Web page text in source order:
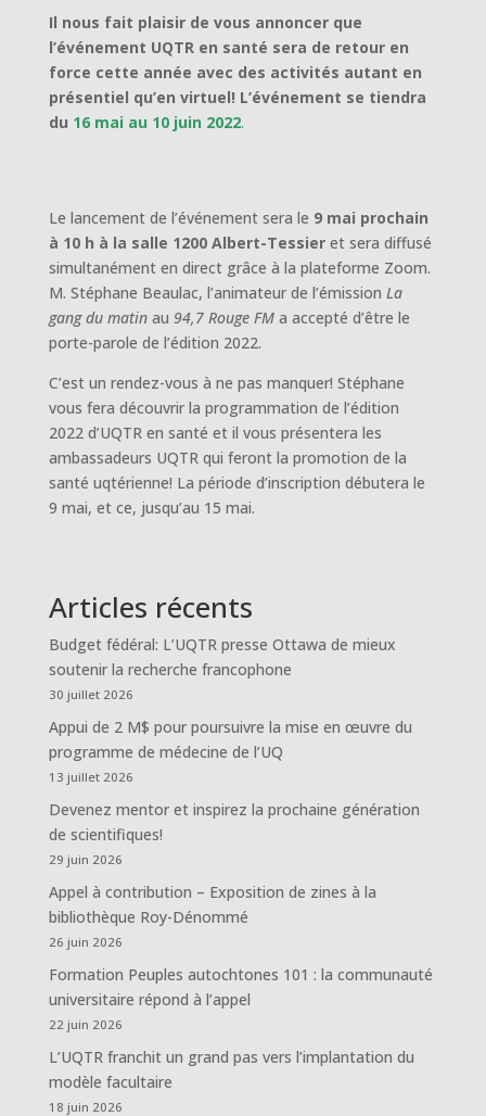
Il nous fait plaisir de vous annoncer que
l’événement UQTR en santé sera de retour en
force cette année avec des activités autant en
présentiel qu’en virtuel! L’événement se tiendra
du 16 mai au 10 juin 2022.
Le lancement de l’événement sera le 9 mai prochain
à 10 h à la salle 1200 Albert-Tessieret sera diffusé
simultanément en direct grâce à la plateforme Zoom.
M. Stéphane Beaulac, l’animateur de l’émission La
gang du matin au 94,7 Rouge FMa accepté d’être le
porte-parole de l’édition 2022.
C’est un rendez-vous à ne pas manquer! Stéphane
vous fera découvrir la programmation de l’édition
2022 d’UQTR en santé et il vous présentera les
ambassadeurs UQTR qui feront la promotion de la
santé uqtérienne! La période d’inscription débutera le
9 mai, et ce, jusqu’au 15 mai.
Articles récents
Budget fédéral: L’UQTR presse Ottawa de mieux
soutenir la recherche francophone
30 juillet 2026
Appui de 2 M$ pour poursuivre la mise en œuvre du
programme de médecine de l’UQ
13 juillet 2026
Devenez mentor et inspirez la prochaine génération
de scientifiques!
29 juin 2026
Appel à contribution – Exposition de zines à la
bibliothèque Roy-Dénommé
26 juin 2026
Formation Peuples autochtones 101 : la communauté
universitaire répond à l’appel
22 juin 2026
L’UQTR franchit un grand pas vers l’implantation du
modèle facultaire
18 juin 2026